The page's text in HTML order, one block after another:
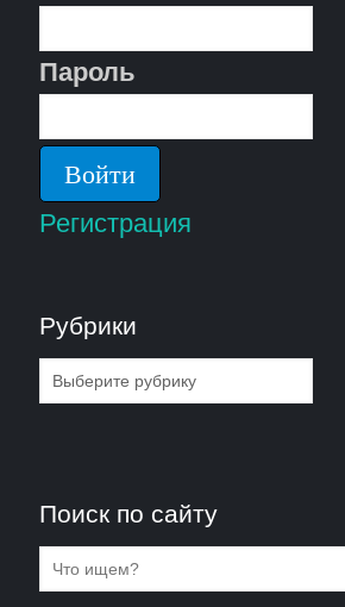
Пароль
Регистрация
Рубрики
Рубрики
Поиск по сайту